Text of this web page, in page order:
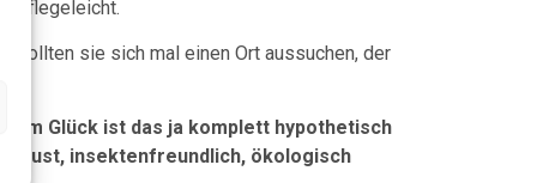
pflegeleicht.
Sollten sie sich mal einen Ort aussuchen, der
Glück ist das ja komplett hypothetisch
insektenfreundlich, ökologisch